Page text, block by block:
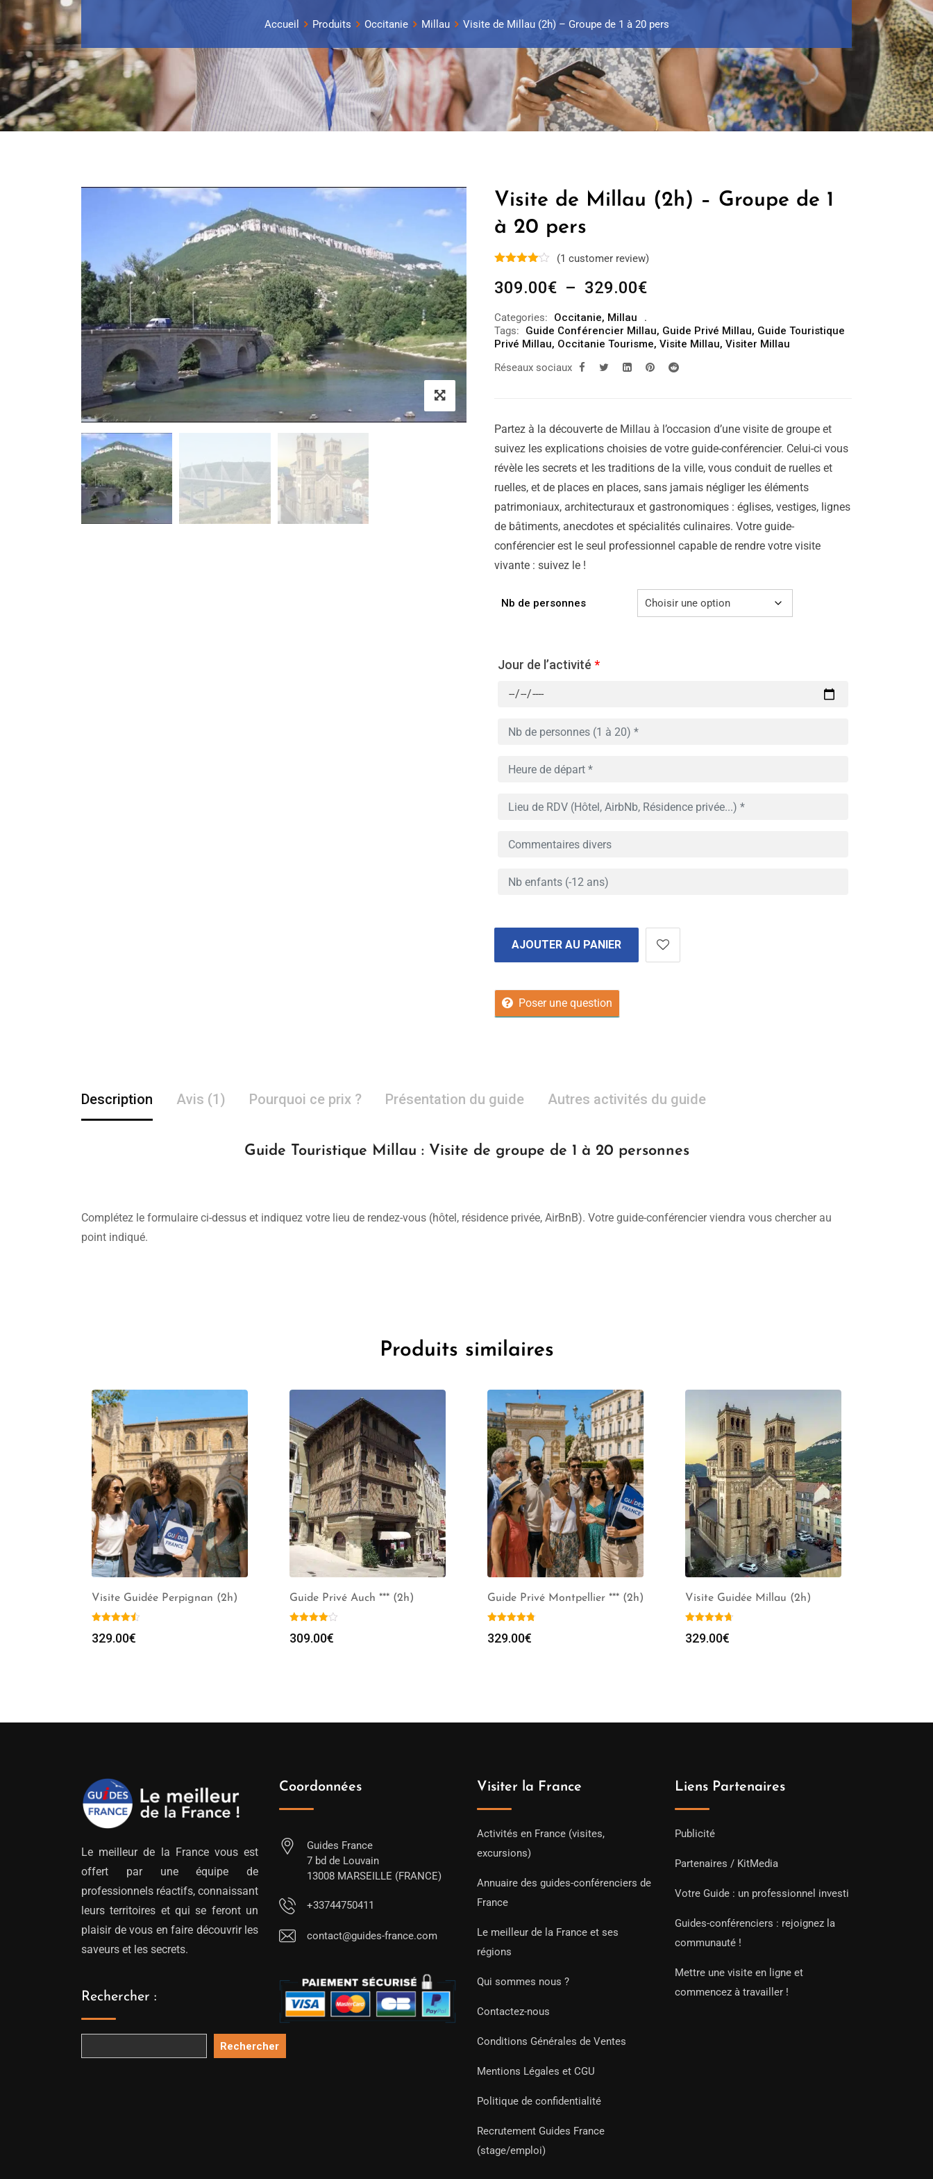
Accueil Produits Occitanie Millau Visite de Millau (2h) – Groupe de 1 à 20 pers
Visite de Millau (2h) – Groupe de 1
à 20 pers
(1 customer review)
309.00€ – 329.00€Plage
prix :
309.00€
à
Categories: Occitanie, Millau
Tags:
Guide Conférencier Millau, Guide Privé Millau, Guide Touristique
Privé Millau, Occitanie Tourisme, Visite Millau, Visiter Millau
Réseaux sociaux
Partez à la découverte de Millau à l’occasion d’une visite de groupe et
suivez les explications choisies de votre guide-conférencier. Celui-ci vous
révèle les secrets et les traditions de la ville, vous conduit de ruelles et
ruelles, et de places en places, sans jamais négliger les éléments
patrimoniaux, architecturaux et gastronomiques : églises, vestiges, lignes
de bâtiments, anecdotes et spécialités culinaires. Votre guide-
conférencier est le seul professionnel capable de rendre votre visite
vivante : suivez le !
Nb de personnes
Jour de l’activité *
AJOUTER AU PANIER
Poser une question
Description Avis (1) Pourquoi ce prix ? Présentation du guide Autres activités du guide
Guide Touristique Millau : Visite de groupe de 1 à 20 personnes
Complétez le formulaire ci-dessus et indiquez votre lieu de rendez-vous (hôtel, résidence privée, AirBnB). Votre guide-conférencier viendra vous chercher au
point indiqué.
Produits similaires
Visite Guidée Perpignan (2h)
329.00€
Guide Privé Auch *** (2h)
309.00€
Guide Privé Montpellier *** (2h)
329.00€
Visite Guidée Millau (2h)
329.00€
Le meilleur de la France vous est
offert par une équipe de
professionnels réactifs, connaissant
leurs territoires et qui se feront un
plaisir de vous en faire découvrir les
saveurs et les secrets.
Rechercher :
Rechercher
Coordonnées
Guides France
7 bd de Louvain
13008 MARSEILLE (FRANCE)
+33744750411
contact@guides-france.com
Visiter la France
Activités en France (visites,
excursions)
Annuaire des guides-conférenciers de
France
Le meilleur de la France et ses
régions
Qui sommes nous ?
Contactez-nous
Conditions Générales de Ventes
Mentions Légales et CGU
Politique de confidentialité
Recrutement Guides France
(stage/emploi)
Liens Partenaires
Publicité
Partenaires / KitMedia
Votre Guide : un professionnel investi
Guides-conférenciers : rejoignez la
communauté !
Mettre une visite en ligne et
commencez à travailler !